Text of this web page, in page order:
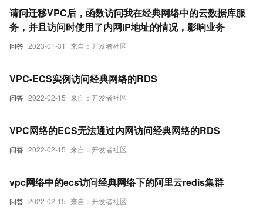
问答 2023-01-31 来自：开发者社区
请问迁移VPC后，函数访问我在经典网络中的云数据库服
务，并且访问时使用了内网IP地址的情况，影响业务
问答 2022-02-15 来自：开发者社区
VPC-ECS实例访问经典网络的RDS
问答 2022-02-15 来自：开发者社区
VPC网络的ECS无法通过内网访问经典网络的RDS
问答 2022-02-15 来自：开发者社区
vpc网络中的ecs访问经典网络下的阿里云redis集群